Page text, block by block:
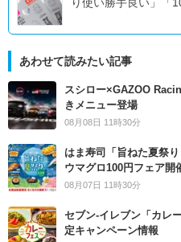
り使い勝手良い」「
あわせて読みたい記事
スシロー×GAZOO
きメニュー登場
08月08日 11時30分
はま寿司「旨ねた夏祭
ウマグロ100円フェア開
08月07日 11時30分
セブン‐イレブン「カレ
定キャンペーン情報